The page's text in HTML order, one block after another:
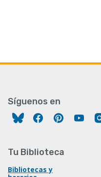
Síguenos en
FacebookPinterest
Tu Biblioteca
Bibliotecas y